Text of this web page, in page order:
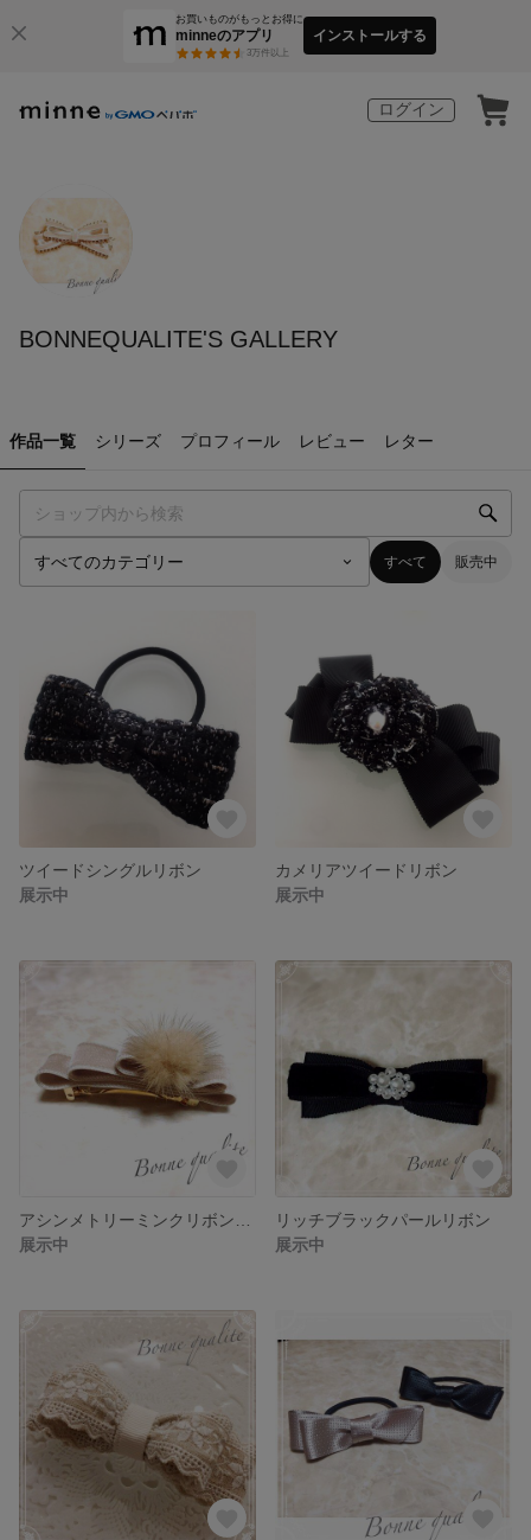
お買いものがもっとお得に
minneのアプリ
3万件以上
インストールする
ログイン
BONNEQUALITE'S GALLERY
作品一覧 シリーズ プロフィール レビュー レター
すべて 販売中
ツイードシングルリボン
展示中
カメリアツイードリボン
展示中
展示中
リッチブラックパールリボン
展示中